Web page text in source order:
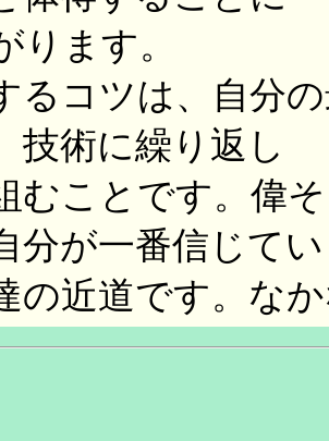
ります。
るコツは、自分
技術に繰り返し
むことです。偉
分が一番信じてい
の近道です。な